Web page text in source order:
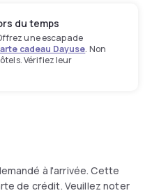
du temps
une escapade
cadeau Dayuse. Non
Vérifiez leur
à l'arrivée. Cette
de crédit. Veuillez noter